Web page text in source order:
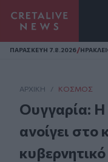
Homepage
ΠΑΡΑΣΚΕΥΗ 7.8.2026/
ΑΡΧΙΚΗ / ΚΌΣΜΟΣ
Ουγγαρία: Η
ανοίγει στο